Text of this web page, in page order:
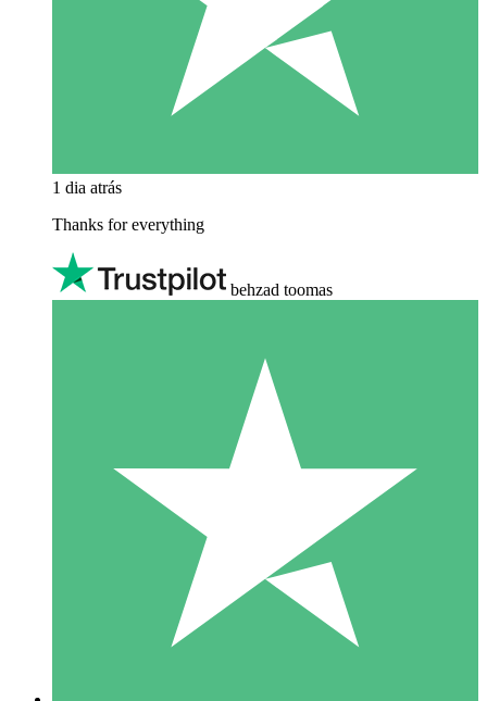
1 dia atrás
Thanks for everything
behzad toomas